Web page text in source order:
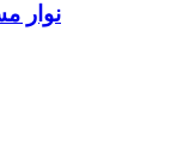
نوار